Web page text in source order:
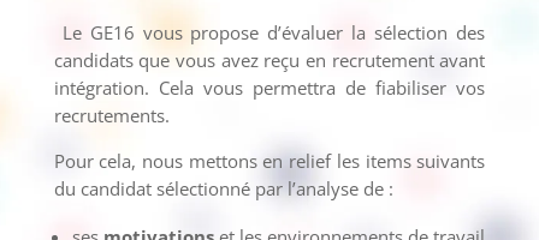
Le GE16 vous propose d’évaluer la sélection des
candidats que vous avez reçu en recrutement avant
intégration. Cela vous permettra de fiabiliser vos
recrutements.
Pour cela, nous mettons en relief les items suivants
du candidat sélectionné par l’analyse de :